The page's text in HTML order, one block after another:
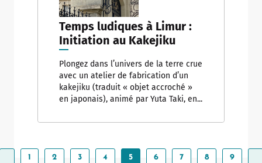
Temps ludiques à Limur :
Initiation au Kakejiku
Plongez dans l’univers de la terre crue
avec un atelier de fabrication d’un
kakejiku (traduit « objet accroché »
en japonais), animé par Yuta Taki, en...
P1
P
2
P
3
P
4
P
5
P
6
P
7
P
8
P
9